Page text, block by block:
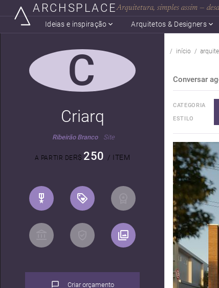
ARCHSPLACEArquitetura, simples assim —
Ideias e inspiração Arquitetos & Designers
C
Criarq
Ribeirão Branco Site
A PARTIR DER$ 250 / ITEM
Criar orçamento
início
Conversar
CATEGORIA
ESTILO